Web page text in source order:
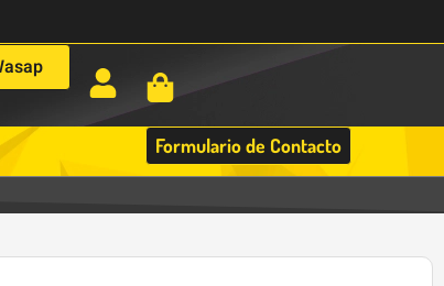
Formulario de Contacto